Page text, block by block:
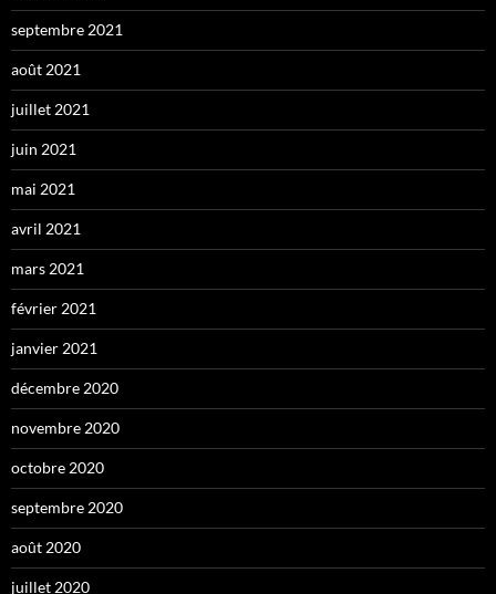
septembre 2021
août 2021
juillet 2021
juin 2021
mai 2021
avril 2021
mars 2021
février 2021
janvier 2021
décembre 2020
novembre 2020
octobre 2020
septembre 2020
août 2020
juillet 2020